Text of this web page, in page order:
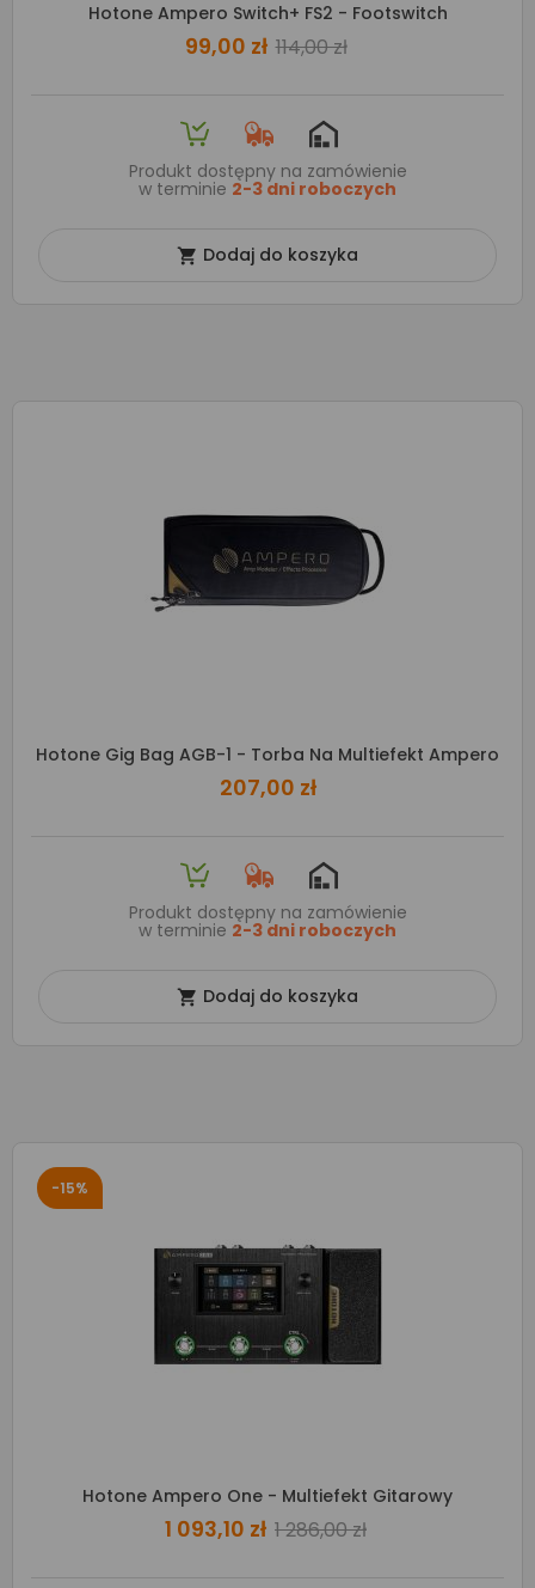
Hotone Ampero Switch+ FS2 - Footswitch
99,00 zł 114,00 zł
Produkt dostępny na zamówienie
w terminie 2-3 dni roboczych
 Dodaj do koszyka
Hotone Gig Bag AGB-1 - Torba Na Multiefekt Ampero
207,00 zł
Produkt dostępny na zamówienie
w terminie 2-3 dni roboczych
 Dodaj do koszyka
-15%
Hotone Ampero One - Multiefekt Gitarowy
1 093,10 zł 1 286,00 zł